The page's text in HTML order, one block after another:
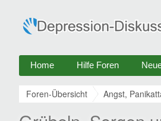
Home Hilfe Foren
Foren-Übersicht Angst,